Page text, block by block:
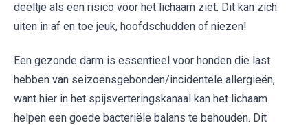
deeltje als een risico voor het lichaam ziet. Dit kan zich
uiten in af en toe jeuk, hoofdschudden of niezen!
Een gezonde darm is essentieel voor honden die last
hebben van seizoensgebonden/incidentele allergieën,
want hier in het spijsverteringskanaal kan het lichaam
helpen een goede bacteriële balans te behouden. Dit